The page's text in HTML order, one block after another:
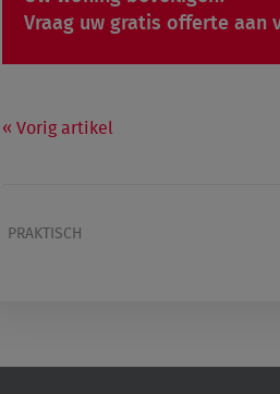
Vraag uw gratis offerte aan
Vorig artikel
PRAKTISCH